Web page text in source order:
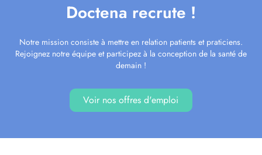
Doctena recrute !
Notre mission consiste à mettre en relation patients et praticiens.
Rejoignez notre équipe et participez à la conception de la santé de
demain !
Voir nos offres d'emploi